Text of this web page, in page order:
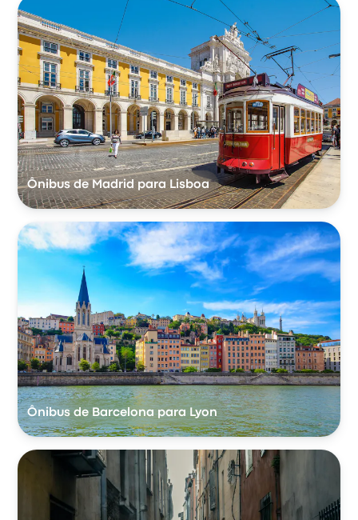
Ônibus de Madrid para Lisboa
Ônibus de Barcelona para Lyon